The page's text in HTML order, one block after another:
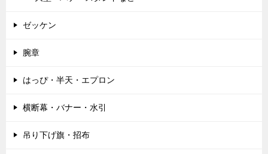
ゼッケン
腕章
はっぴ・半天・エプロン
横断幕・バナー・水引
吊り下げ旗・招布